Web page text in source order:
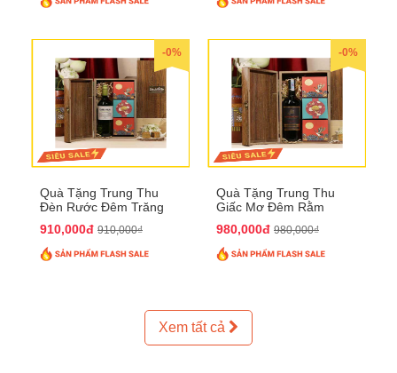
-0%
Quà Tặng Trung Thu
Đèn Rước Đêm Trăng
910,000đ 910,000₫
-0%
Quà Tặng Trung Thu
Giấc Mơ Đêm Rằm
980,000đ 980,000₫
Xem tất cả